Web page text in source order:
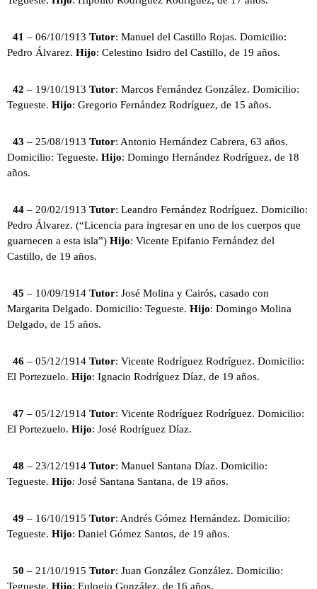
41 – 06/10/1913 Tutor: Manuel del Castillo Rojas. Domicilio:
Pedro Álvarez. Hijo: Celestino Isidro del Castillo, de 19 años.
42 – 19/10/1913 Tutor: Marcos Fernández González. Domicilio:
Tegueste. Hijo: Gregorio Fernández Rodríguez, de 15 años.
43 – 25/08/1913 Tutor: Antonio Hernández Cabrera, 63 años.
Domicilio: Tegueste. Hijo: Domingo Hernández Rodríguez, de 18
años.
44 – 20/02/1913 Tutor: Leandro Fernández Rodríguez. Domicilio:
Pedro Álvarez. (“Licencia para ingresar en uno de los cuerpos que
guarnecen a esta isla”) Hijo: Vicente Epifanio Fernández del
Castillo, de 19 años.
45 – 10/09/1914 Tutor: José Molina y Cairós, casado con
Margarita Delgado. Domicilio: Tegueste. Hijo: Domingo Molina
Delgado, de 15 años.
46 – 05/12/1914 Tutor: Vicente Rodríguez Rodríguez. Domicilio:
El Portezuelo. Hijo: Ignacio Rodríguez Díaz, de 19 años.
47 – 05/12/1914 Tutor: Vicente Rodríguez Rodríguez. Domicilio:
El Portezuelo. Hijo: José Rodríguez Díaz.
48 – 23/12/1914 Tutor: Manuel Santana Díaz. Domicilio:
Tegueste. Hijo: José Santana Santana, de 19 años.
49 – 16/10/1915 Tutor: Andrés Gómez Hernández. Domicilio:
Tegueste. Hijo: Daniel Gómez Santos, de 19 años.
50 – 21/10/1915 Tutor: Juan González González. Domicilio:
Tegueste. Hijo: Eulogio González, de 16 años.